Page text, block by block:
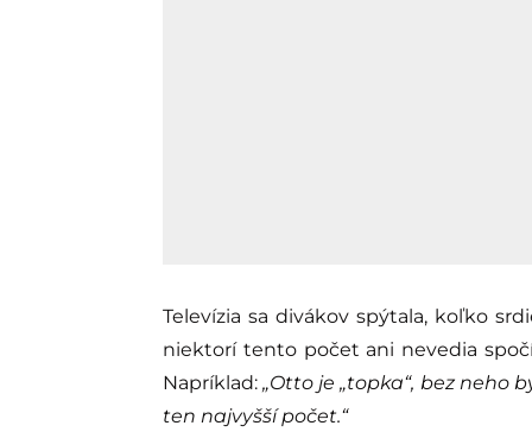
Televízia sa divákov spýtala, koľko
niektorí tento počet ani nevedia
Napríklad:„Otto je „topka“, bez neho
ten najvyšší počet.“